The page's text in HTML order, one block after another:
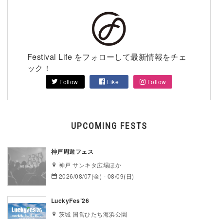
Festival Life をフォローして最新情報をチェ
ック！
Follow Like Follow
UPCOMING FESTS
神戸周遊フェス
神戸 サンキタ広場ほか
2026/08/07(金) - 08/09(日)
LuckyFes’26
茨城 国営ひたち海浜公園